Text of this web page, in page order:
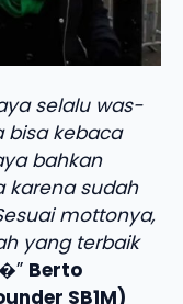
selalu was-
bisa kebaca
bahkan
karena sudah
mottonya,
yang terbaik
Berto
SB1M)